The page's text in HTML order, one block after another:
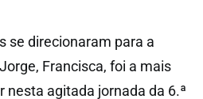
se direcionaram para a
Francisca, foi a mais
nesta agitada jornada da 6.ª